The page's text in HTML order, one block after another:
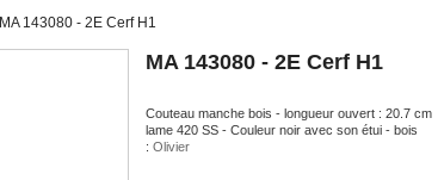
MA 143080 - 2E Cerf H1
MA 143080 - 2E Cerf H1
Couteau manche bois - longueur ouvert : 20.7 cm
lame 420 SS - Couleur noir avec son étui - bois
: Olivier